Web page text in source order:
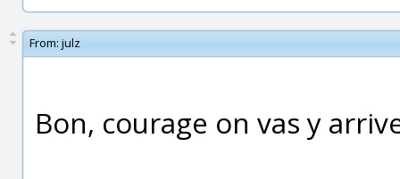
From: julz
Bon, courage on vas y